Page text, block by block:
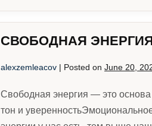
СВОБОДНАЯ
alexzemleacov | Posted on June 20,
Свободная энергия — это основа
тон и